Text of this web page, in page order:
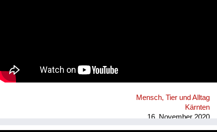
Mensch, Tier und Alltag
Kärnten
16. November 2020